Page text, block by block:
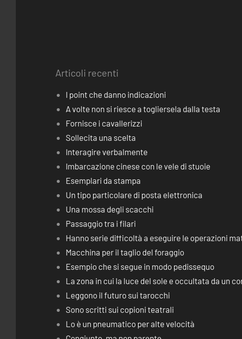
Articoli recenti
I point che danno indicazioni
A volte non si riesce a togliersela dalla testa
Fornisce i cavallerizzi
Sollecita una scelta
Interagire verbalmente
Imbarcazione cinese con le vele di stuoie
Esemplari da stampa
Un tipo particolare di posta elettronica
Una mossa degli scacchi
Passaggio tra i filari
Hanno serie difficoltà a eseguire le operazioni
Macchina per il taglio del foraggio
Esempio che si segue in modo pedissequo
La zona in cui la luce del sole e occultata da un
Leggono il futuro sui tarocchi
Sono scritti sui copioni teatrali
Lo è un pneumatico per alte velocità